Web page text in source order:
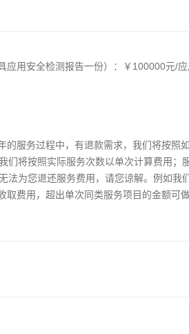
用安全检测报告一份）：￥100000元/应
服务过程中，有退款需求，我们将按照
们将按照实际服务次数以单次计算费用；
法为您退还服务费用，请您谅解。例如我
费用，超出单次同类服务项目的金额可